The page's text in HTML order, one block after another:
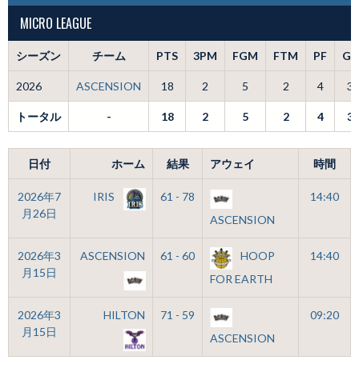
MICRO LEAGUE
シーズン チーム PTS 3PM FGM FTM PF GS
2026 ASCENSION 18 2 5 2 4 3
トータル - 18 2 5 2 4 3
日付 ホーム 結果 アウェイ 時間
2026年7
月26日
IRIS
61 - 78
ASCENSION
14:40
2026年3
月15日
ASCENSION 61 - 60
HOOP
FOR EARTH
14:40
2026年3
月15日
HILTON
71 - 59
ASCENSION
09:20